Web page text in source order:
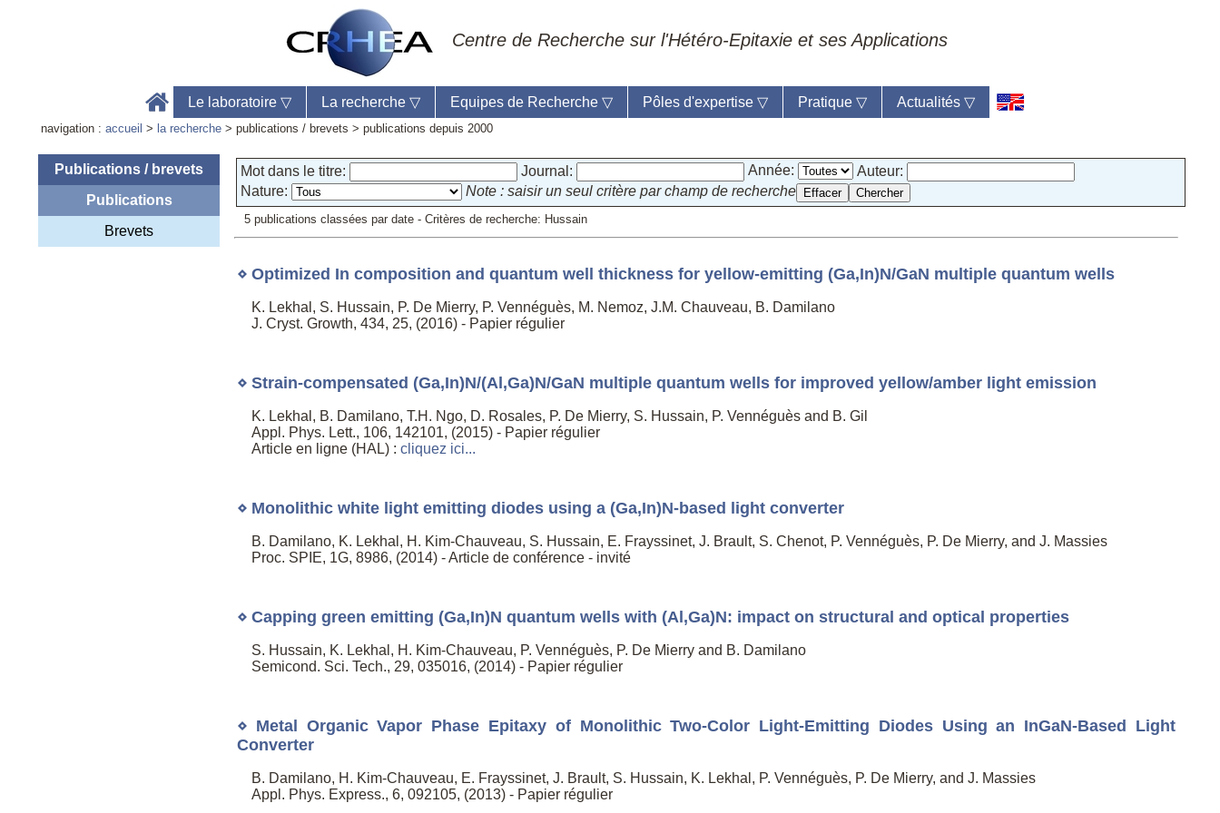
Centre de Recherche sur l'Hétéro-Epitaxie et ses Applications
Le laboratoire▽ La recherche▽ Equipes de Recherche▽ Pôles d'expertise▽ Pratique▽ Actualités▽
navigation :accueil > la recherche > publications / brevets > publications depuis 2000
Publications / brevets
Publications
Brevets
Mot dans le titre: Journal: Année:
Auteur:
Nature:
Note : saisir un seul critère par champ de recherche
5 publications classées par date - Critères de recherche: Hussain
⋄ Optimized In composition and quantum well thickness for yellow-emitting (Ga,In)N/GaN multiple quantum wells
K. Lekhal, S. Hussain, P. De Mierry, P. Vennéguès, M. Nemoz, J.M. Chauveau, B. Damilano
J. Cryst. Growth, 434, 25, (2016) - Papier régulier
⋄ Strain-compensated (Ga,In)N/(Al,Ga)N/GaN multiple quantum wells for improved yellow/amber light emission
K. Lekhal, B. Damilano, T.H. Ngo, D. Rosales, P. De Mierry, S. Hussain, P. Vennéguès and B. Gil
Appl. Phys. Lett., 106, 142101, (2015) - Papier régulier
Article en ligne (HAL) : cliquez ici...
⋄ Monolithic white light emitting diodes using a (Ga,In)N-based light converter
B. Damilano, K. Lekhal, H. Kim-Chauveau, S. Hussain, E. Frayssinet, J. Brault, S. Chenot, P. Vennéguès, P. De Mierry, and J. Massies
Proc. SPIE, 1G, 8986, (2014) - Article de conférence - invité
⋄ Capping green emitting (Ga,In)N quantum wells with (Al,Ga)N: impact on structural and optical properties
S. Hussain, K. Lekhal, H. Kim-Chauveau, P. Vennéguès, P. De Mierry and B. Damilano
Semicond. Sci. Tech., 29, 035016, (2014) - Papier régulier
⋄ Metal Organic Vapor Phase Epitaxy of Monolithic Two-Color Light-Emitting Diodes Using an InGaN-Based Light
Converter
B. Damilano, H. Kim-Chauveau, E. Frayssinet, J. Brault, S. Hussain, K. Lekhal, P. Vennéguès, P. De Mierry, and J. Massies
Appl. Phys. Express., 6, 092105, (2013) - Papier régulier
Accueil du laboratoire :Anne-Marie Cornuet
Téléphone: +33 4 93 95 42 00